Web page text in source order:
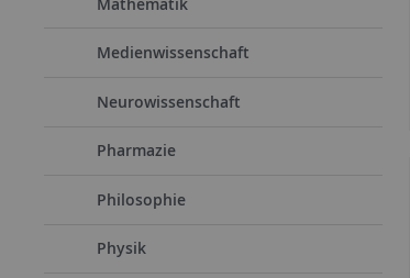
Medienwissenschaft
Neurowissenschaft
Pharmazie
Philosophie
Physik